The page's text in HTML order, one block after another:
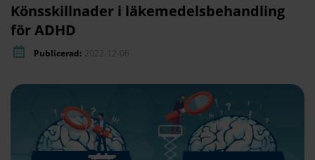
Könsskillnader i läkemedelsbehandling
för ADHD
Publicerad: 2022-12-06